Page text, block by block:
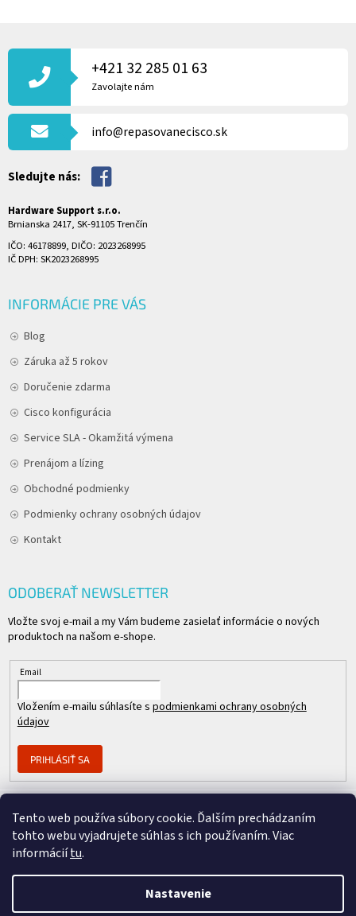
Tento web používa súbory cookie. Ďalším prechádzaním
tohto webu vyjadrujete súhlas s ich používaním. Viac
informáciítu.
Nastavenie
Á
T
+421 32 285 01 63
Zavolajte nám
info@repasovanecisco.sk
Sledujte nás:
Hardware Support s.r.o.
Brnianska 2417, SK-91105 Trenčín
IČO: 46178899, DIČO: 2023268995
IČ DPH: SK2023268995
INFORMÁCIE PRE VÁS
Blog
Záruka až 5 rokov
Doručenie zdarma
Cisco konfigurácia
Service SLA - Okamžitá výmena
Prenájom a lízing
Obchodné podmienky
Podmienky ochrany osobných údajov
Kontakt
ODOBERAŤ NEWSLETTER
Vložte svoj e-mail a my Vám budeme zasielať informácie o nových
produktoch na našom e-shope.
Email
Vložením e-mailu súhlasíte s podmienkami ochrany osobných
údajov
PRIHLÁSIŤ SA
Člen skupiny
REPASOVANÉ CISCO. Všetky práva vyhradené.